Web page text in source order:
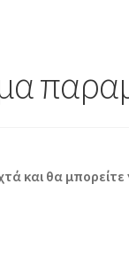
και θα